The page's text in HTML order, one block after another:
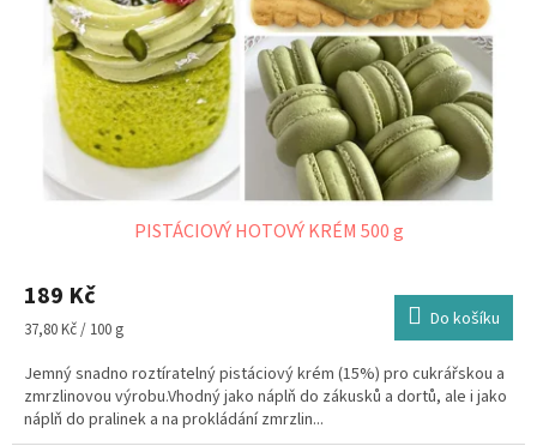
PISTÁCIOVÝ HOTOVÝ KRÉM 500 g
189 Kč
Měrná
37,80 Kč / 100 g Do košíku
Jemný snadno roztíratelný pistáciový krém (15%) pro cukrářskou a
zmrzlinovou výrobu.Vhodný jako náplň do zákusků a dortů, ale i jako
náplň do pralinek a na prokládání zmrzlin...